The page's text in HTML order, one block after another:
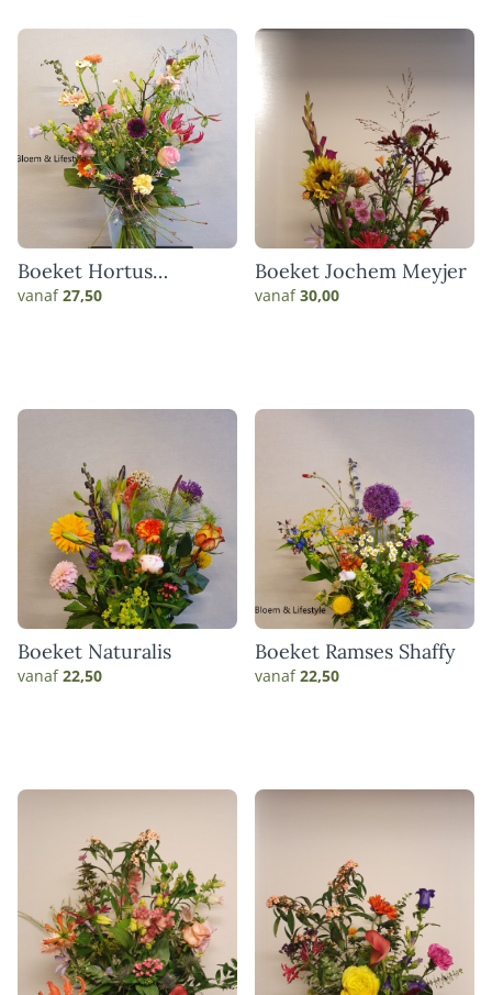
Boeket Hortus
Botanicus
vanaf27,50
Boeket Jochem Meyjer
vanaf30,00
Boeket Naturalis
vanaf22,50
Boeket Ramses Shaffy
vanaf22,50